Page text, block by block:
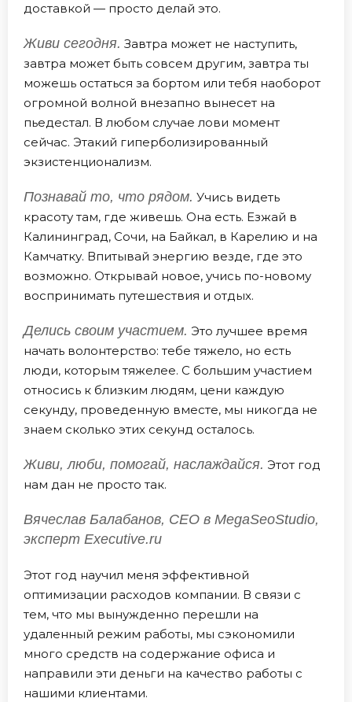
доставкой — просто делай это.
Живи сегодня. Завтра может не наступить,
завтра может быть совсем другим, завтра ты
можешь остаться за бортом или тебя наоборот
огромной волной внезапно вынесет на
пьедестал. В любом случае лови момент
сейчас. Этакий гиперболизированный
экзистенционализм.
Познавай то, что рядом. Учись видеть
красоту там, где живешь. Она есть. Езжай в
Калининград, Сочи, на Байкал, в Карелию и на
Камчатку. Впитывай энергию везде, где это
возможно. Открывай новое, учись по-новому
воспринимать путешествия и отдых.
Делись своим участием. Это лучшее время
начать волонтерство: тебе тяжело, но есть
люди, которым тяжелее. С большим участием
относись к близким людям, цени каждую
секунду, проведенную вместе, мы никогда не
знаем сколько этих секунд осталось.
Живи, люби, помогай, наслаждайся. Этот год
нам дан не просто так.
Вячеслав Балабанов, СЕО в MegaSeoStudio,
эксперт Executive.ru
Этот год научил меня эффективной
оптимизации расходов компании. В связи с
тем, что мы вынужденно перешли на
удаленный режим работы, мы сэкономили
много средств на содержание офиса и
направили эти деньги на качество работы с
нашими клиентами.